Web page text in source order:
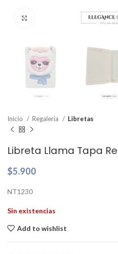
Inicio Regaleria Libretas
Libreta Llama Tapa
$5.900
NT1230
Sin existencias
Add to wishlist